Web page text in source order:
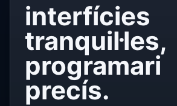
interfícies
tranquil·les,
programari
precís.